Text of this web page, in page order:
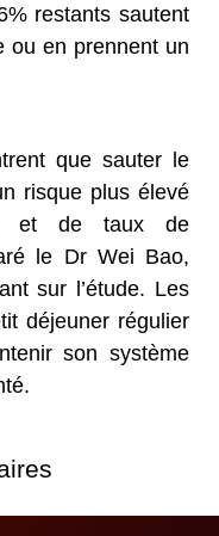
restants sautent
ou en prennent un
que sauter le
risque plus élevé
et de taux de
le Dr Wei Bao,
sur l’étude. Les
déjeuner régulier
son système